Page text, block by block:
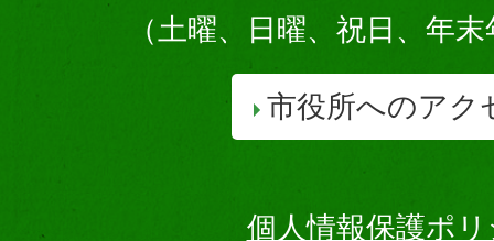
（土曜、日曜、祝日、年
市役所へのアク
個人情報保護ポ